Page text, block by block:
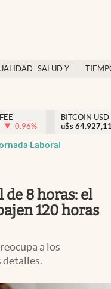
SALUD Y
México
-0.96%
BITCOIN USD
u$s
Laboral
8 horas: el
120 horas
a los
detalles.